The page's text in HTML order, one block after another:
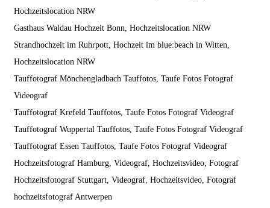
Hochzeitslocation NRW
Gasthaus Waldau Hochzeit Bonn, Hochzeitslocation NRW
Strandhochzeit im Ruhrpott, Hochzeit im blue:beach in Witten,
Hochzeitslocation NRW
Tauffotograf Mönchengladbach Tauffotos, Taufe Fotos Fotograf
Videograf
Tauffotograf Krefeld Tauffotos, Taufe Fotos Fotograf Videograf
Tauffotograf Wuppertal Tauffotos, Taufe Fotos Fotograf Videograf
Tauffotograf Essen Tauffotos, Taufe Fotos Fotograf Videograf
Hochzeitsfotograf Hamburg, Videograf, Hochzeitsvideo, Fotograf
Hochzeitsfotograf Stuttgart, Videograf, Hochzeitsvideo, Fotograf
hochzeitsfotograf Antwerpen